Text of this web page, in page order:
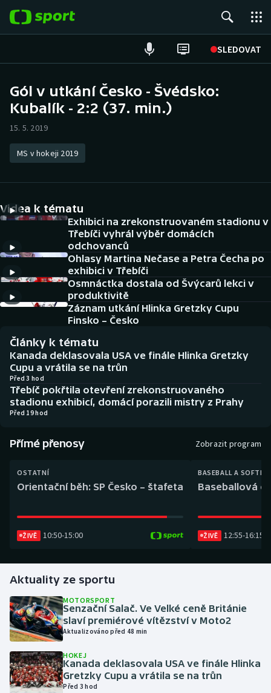
SLEDOVAT
Hokej
Atletika
DALŠÍ SPORTY
Americký fotbal
Baseball a softbal
Basketbal
Biatlon
Boby a skeleton
Box
Florbal
Golf
Házená
Jezdectví
Judo
Krasobruslení
NEPŘEHLÉDNĚTE
Soutěže
Historické návraty
Aplikace ČT sport
AZ kvíz
Gól v utkání Česko - Švédsko:
Kubalík - 2:2 (37. min.)
15. 5. 2019
MS v hokeji 2019
Videa k tématu
Exhibici na zrekonstruovaném stadionu v
Třebíči vyhrál výběr domácích
odchovanců
Ohlasy Martina Nečase a Petra Čecha po
exhibici v Třebíči
Osmnáctka dostala od Švýcarů lekci v
produktivitě
Záznam utkání Hlinka Gretzky Cupu
Finsko – Česko
Články k tématu
Kanada deklasovala USA ve finále Hlinka Gretzky
Cupu a vrátila se na trůn
Před 3 hod
Třebíč pokřtila otevření zrekonstruovaného
stadionu exhibicí, domácí porazili mistry z Prahy
Před 19 hod
Přímé přenosy Zobrazit program
OSTATNÍ
Orientační běh: SP Česko – štafeta
ŽIVĚ 10:50-15:00
BASEBALL A
Baseballová
ŽIVĚ 12:55-16:15
Aktuality ze sportu
MOTORSPORT
Senzační Salač. Ve Velké ceně Británie
slaví premiérové vítězství v Moto2
Aktualizováno před 48 min
HOKEJ
Kanada deklasovala USA ve finále Hlinka
Gretzky Cupu a vrátila se na trůn
Před 3 hod